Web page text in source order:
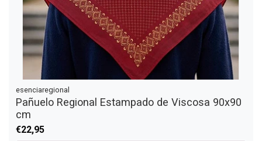
esenciaregional
Pañuelo Regional Estampado de Viscosa 90x90
cm
€22,95